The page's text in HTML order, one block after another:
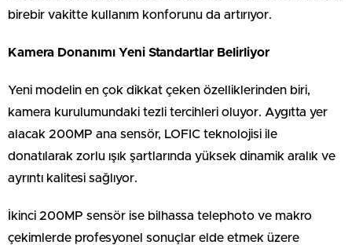
birebir vakitte kullanım konforunu da artırıyor.
Kamera Donanımı Yeni Standartlar Belirliyor
Yeni modelin en çok dikkat çeken özelliklerinden biri,
kamera kurulumundaki tezli tercihleri oluyor. Aygıtta yer
alacak 200MP ana sensör, LOFIC teknolojisi ile
donatılarak zorlu ışık şartlarında yüksek dinamik aralık ve
ayrıntı kalitesi sağlıyor.
İkinci 200MP sensör ise bilhassa telephoto ve makro
çekimlerde profesyonel sonuçlar elde etmek üzere